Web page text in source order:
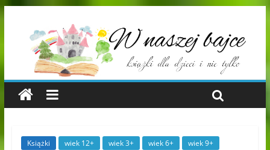
Książki wiek 12+ wiek 3+ wiek 6+ wiek 9+